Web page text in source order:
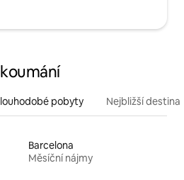
pobyty Nejbližší
Barcelona
Měsíční nájmy